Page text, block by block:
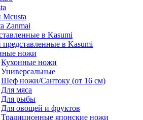
Zanmai
в Kasumi
в Kasumi
ножи
Кухонные ножи
Универсальные
Шеф ножи/Сантоку (от 16 см)
Для мяса
Для рыбы
Для овощей и фруктов
Традиционные японские ножи